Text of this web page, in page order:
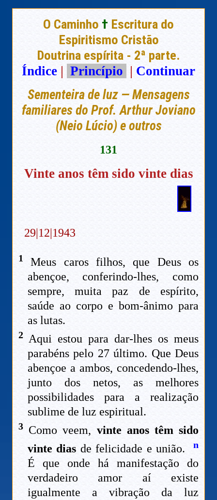
O Caminho † Escritura do
Espiritismo Cristão
Doutrina espírita - 2ª parte.
Índice | Princípio | Continuar
Sementeira de luz — Mensagens
familiares do Prof. Arthur Joviano
(Neio Lúcio) e outros
131
Vinte anos têm sido vinte dias
29|12|1943
1
Meus caros filhos, que Deus os
abençoe, conferindo-lhes, como
sempre, muita paz de espírito,
saúde ao corpo e bom-ânimo para
as lutas.
2 Aqui estou para dar-lhes os meus
parabéns pelo 27 último. Que Deus
abençoe a ambos, concedendo-lhes,
junto dos netos, as melhores
possibilidades para a realização
sublime de luz espiritual.
3 Como veem, vinte anos têm sido
vinte dias de felicidade e união. n
É que onde há manifestação do
verdadeiro amor aí existe
igualmente a vibração da luz